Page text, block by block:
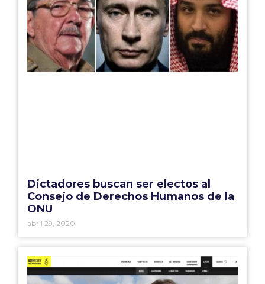
Dictadores buscan ser electos al
Consejo de Derechos Humanos de la
ONU
abril 29, 2020